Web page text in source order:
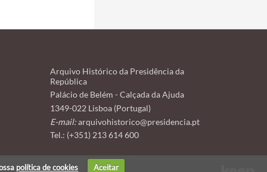
Arquivo Histórico da Presidência da
República
Palácio de Belém - Calçada da Ajuda
1349-022 Lisboa (Portugal)
E-mail: arquivohistorico@presidencia.pt
Tel.: (+351) 213 614 600
política de cookies Aceitar